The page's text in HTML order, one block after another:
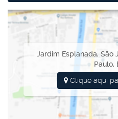
Jardim Esplanada,São
Paulo,
Clique aqui